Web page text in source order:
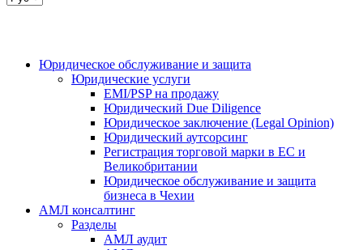
Юридическое обслуживание и защита
Юридические услуги
EMI/PSP на продажу
Юридический Due Diligence
Юридическое заключение (Legal Opinion)
Юридический аутсорсинг
Регистрация торговой марки в ЕС и
Великобритании
Юридическое обслуживание и защита
бизнеса в Чехии
АМЛ консалтинг
Разделы
АМЛ аудит